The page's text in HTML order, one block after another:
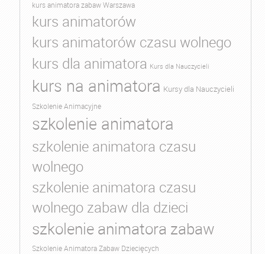
kurs animatora zabaw Warszawa
kurs animatorów
kurs animatorów czasu wolnego
kurs dla animatora Kurs dla Nauczycieli
kurs na animatora Kursy dla Nauczycieli
Szkolenie Animacyjne
szkolenie animatora
szkolenie animatora czasu
wolnego
szkolenie animatora czasu
wolnego zabaw dla dzieci
szkolenie animatora zabaw
Szkolenie Animatora Zabaw Dziecięcych